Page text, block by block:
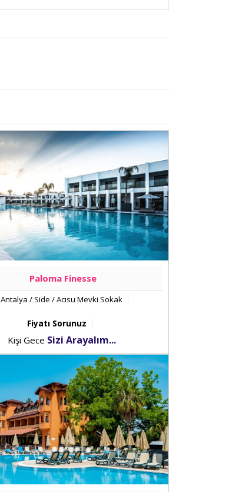
Paloma Finesse
Antalya / Side / Acısu Mevki Sokak
Fiyatı Sorunuz
Kişi Gece Sizi Arayalım...